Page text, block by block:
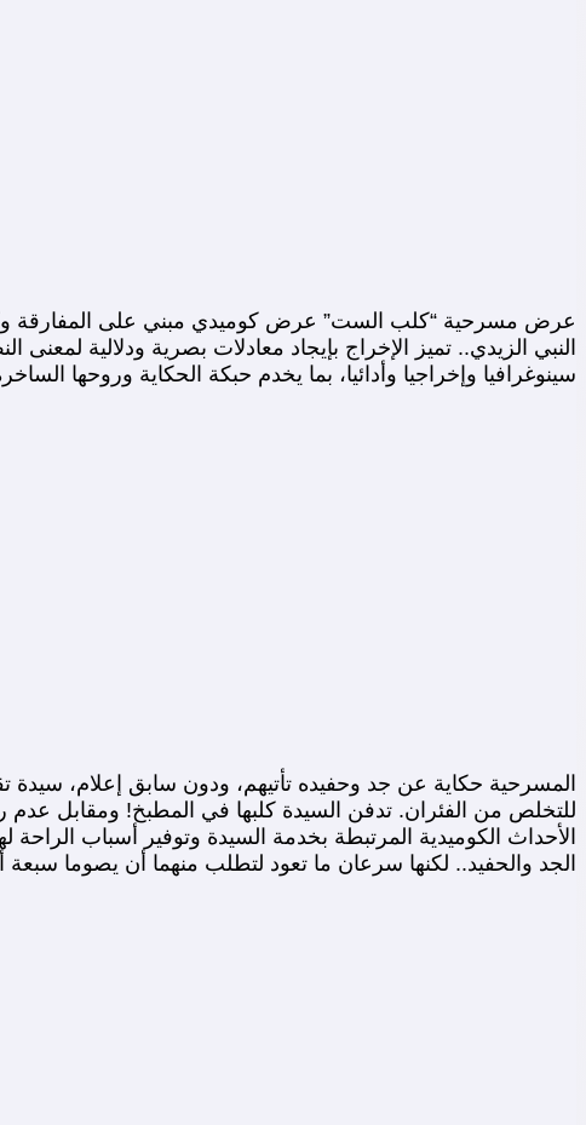
عرض مسرحية “كلب الست” عرض كوميدي مبني على المفارقة
النبي الزيدي.. تميز الإخراج بإيجاد معادلات بصرية ودلالية
سينوغرافيا وإخراجيا وأدائيا، بما يخدم حبكة الحكاية وروحها
المسرحية حكاية عن جد وحفيده تأتيهم، ودون سابق إعلام،
للتخلص من الفئران. تدفن السيدة كلبها في المطبخ! ومقابل عدم
الأحداث الكوميدية المرتبطة بخدمة السيدة وتوفير أسباب
الجد والحفيد.. لكنها سرعان ما تعود لتطلب منهما أن يصوما سبعة